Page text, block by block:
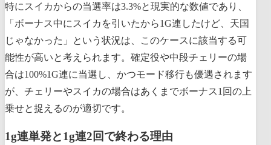
特にスイカからの当選率は3.3%と現実的な数値であり、
「ボーナス中にスイカを引いたから1G連したけど、天国
じゃなかった」という状況は、このケースに該当する可
能性が高いと考えられます。確定役や中段チェリーの場
合は100%1G連に当選し、かつモード移行も優遇されます
が、チェリーやスイカの場合はあくまでボーナス1回の上
乗せと捉えるのが適切です。
1g連単発と1g連2回で終わる理由